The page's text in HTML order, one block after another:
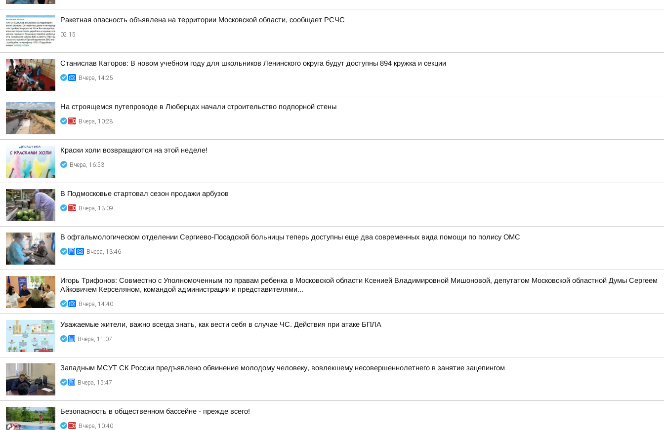
Ракетная опасность объявлена на территории Московской области, сообщает РСЧС
02:15
Станислав Каторов: В новом учебном году для школьников Ленинского округа будут доступны 894 кружка и секции
Вчера, 14:25
На строящемся путепроводе в Люберцах начали строительство подпорной стены
Вчера, 10:28
Краски холи возвращаются на этой неделе!
Вчера, 16:53
В Подмосковье стартовал сезон продажи арбузов
Вчера, 13:09
В офтальмологическом отделении Сергиево-Посадской больницы теперь доступны еще два современных вида помощи по полису ОМС
Вчера, 13:46
Игорь Трифонов: Совместно с Уполномоченным по правам ребенка в Московской области Ксенией Владимировной Мишоновой, депутатом Московской областной Думы Сергеем
Айковичем Керселяном, командой администрации и представителями...
Вчера, 14:40
Уважаемые жители, важно всегда знать, как вести себя в случае ЧС. Действия при атаке БПЛА
Вчера, 11:07
Западным МСУТ СК России предъявлено обвинение молодому человеку, вовлекшему несовершеннолетнего в занятие зацепингом
Вчера, 15:47
Безопасность в общественном бассейне - прежде всего!
Вчера, 10:40